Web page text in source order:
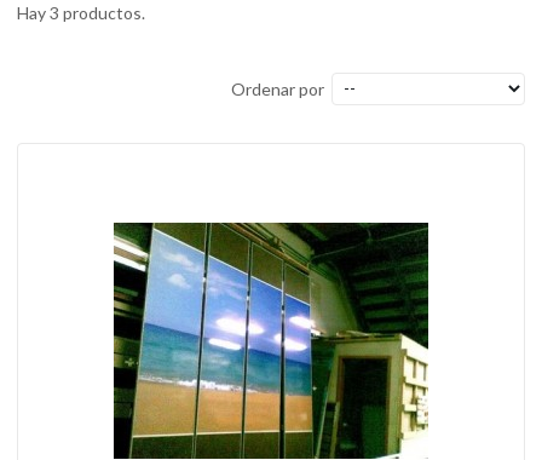
Hay 3 productos.
Ordenar por